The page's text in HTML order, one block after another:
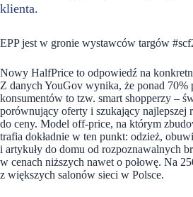
klienta.
EPP jest w gronie wystawców targów
Nowy HalfPrice to odpowiedź na
Z danych YouGov wynika, że ponad 70%
konsumentów to tzw. smart shopperzy –
porównujący oferty i szukający najlepszej
do ceny. Model off-price, na którym
trafia dokładnie w ten punkt: odzież,
i artykuły do domu od rozpoznawalnych
w cenach niższych nawet o połowę. Na
z większych salonów sieci w Polsce.